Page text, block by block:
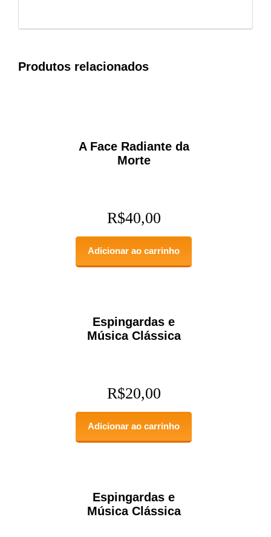
Produtos relacionados
A Face Radiante da
Morte
R$40,00
Adicionar ao carrinho
Espingardas e
Música Clássica
R$20,00
Adicionar ao carrinho
Espingardas e
Música Clássica